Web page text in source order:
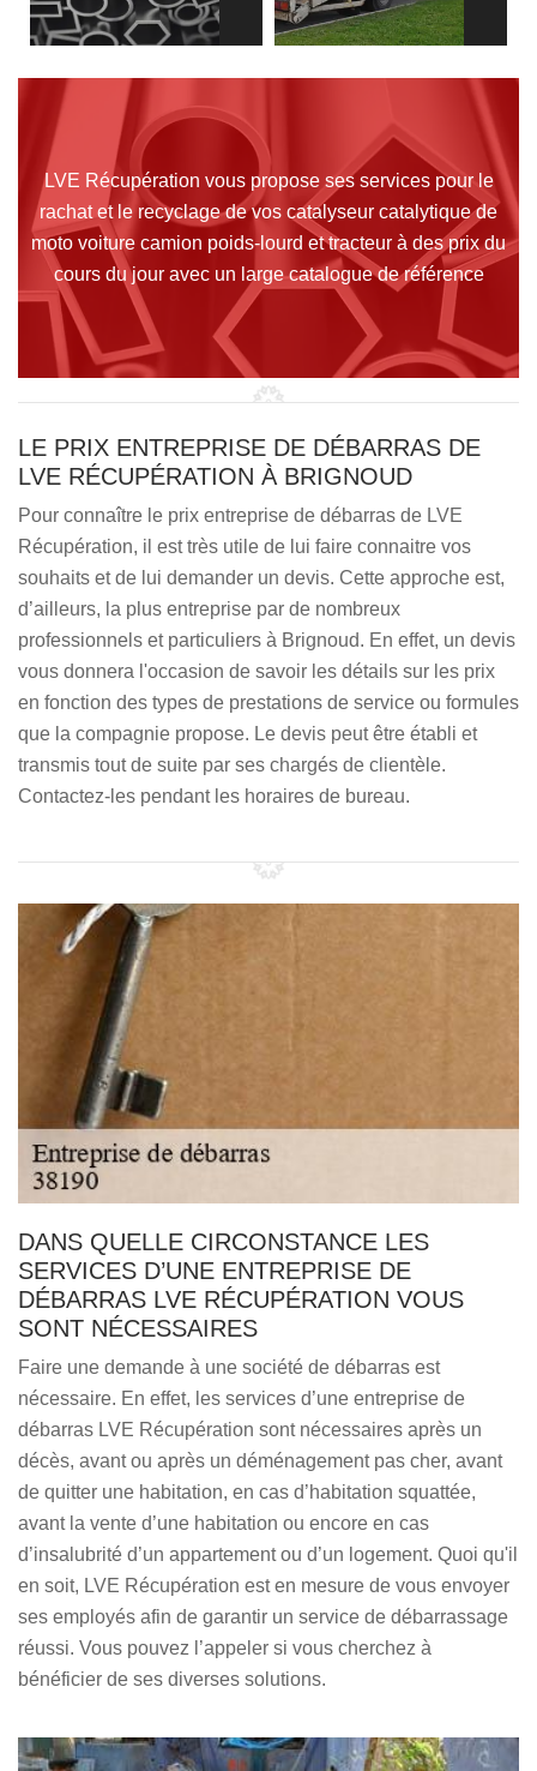
LVE Récupération vous propose ses services pour le
rachat et le recyclage de vos catalyseur catalytique de
moto voiture camion poids-lourd et tracteur à des prix du
cours du jour avec un large catalogue de référence
LE PRIX ENTREPRISE DE DÉBARRAS DE
LVE RÉCUPÉRATION À BRIGNOUD
Pour connaître le prix entreprise de débarras de LVE
Récupération, il est très utile de lui faire connaitre vos
souhaits et de lui demander un devis. Cette approche est,
d’ailleurs, la plus entreprise par de nombreux
professionnels et particuliers à Brignoud. En effet, un devis
vous donnera l'occasion de savoir les détails sur les prix
en fonction des types de prestations de service ou formules
que la compagnie propose. Le devis peut être établi et
transmis tout de suite par ses chargés de clientèle.
Contactez-les pendant les horaires de bureau.
DANS QUELLE CIRCONSTANCE LES
SERVICES D’UNE ENTREPRISE DE
DÉBARRAS LVE RÉCUPÉRATION VOUS
SONT NÉCESSAIRES
Faire une demande à une société de débarras est
nécessaire. En effet, les services d’une entreprise de
débarras LVE Récupération sont nécessaires après un
décès, avant ou après un déménagement pas cher, avant
de quitter une habitation, en cas d’habitation squattée,
avant la vente d’une habitation ou encore en cas
d’insalubrité d’un appartement ou d’un logement. Quoi qu'il
en soit, LVE Récupération est en mesure de vous envoyer
ses employés afin de garantir un service de débarrassage
réussi. Vous pouvez l’appeler si vous cherchez à
bénéficier de ses diverses solutions.